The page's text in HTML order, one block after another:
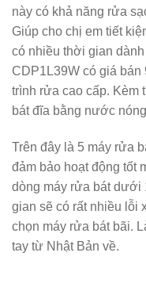
này có khả năng rửa
Giúp cho chị em tiết
có nhiều thời gian
CDP1L39W có giá
trình rửa cao cấp. Kèm
bát đĩa bằng nước
Trên đây là 5 máy rửa
đảm bảo hoạt động tốt
dòng máy rửa bát dưới
gian sẽ có rất nhiều lỗi
chọn máy rửa bát bãi.
tay từ Nhật Bản về.